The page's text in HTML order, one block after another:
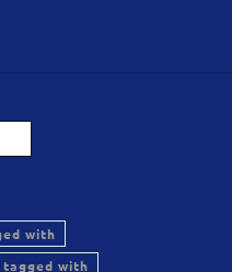
with
with